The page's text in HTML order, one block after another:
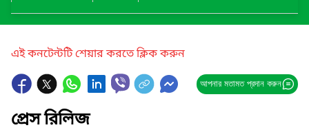
এই কনটেন্টটি শেয়ার করতে ক্লিক করুন
আপনার মতামত প্রদান করুন
প্রেস রিলিজ